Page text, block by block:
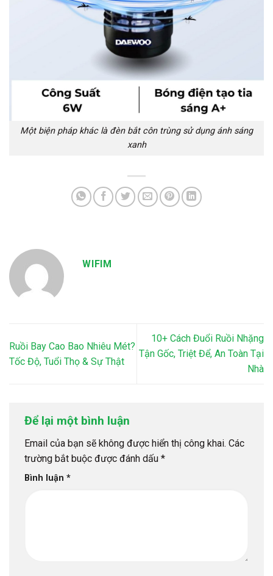
Một biện pháp khác là đèn bắt côn trùng sử dụng ánh sáng
xanh
WIFIM
Ruồi Bay Cao Bao Nhiêu Mét?
Tốc Độ, Tuổi Thọ & Sự Thật
10+ Cách Đuổi Ruồi Nhặng
Tận Gốc, Triệt Để, An Toàn Tại
Nhà
Để lại một bình luận
Email của bạn sẽ không được hiển thị công khai. Các
trường bắt buộc được đánh dấu *
Bình luận *